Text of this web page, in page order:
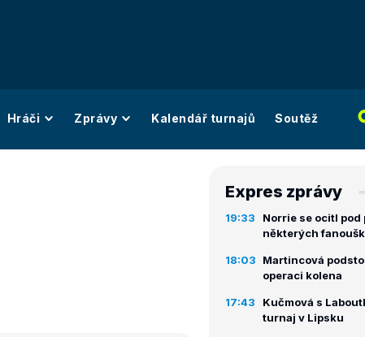
Hráči Zprávy Kalendář turnajů Soutěž
Expres zprávy
19:33
Norrie se ocitl
některých
18:03
Martincová
operaci kolena
17:43
Kučmová s
turnaj v Lipsku